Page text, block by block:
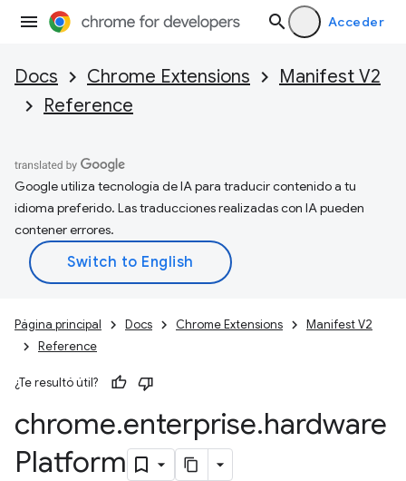
Acceder
Docs Chrome Extensions
Manifest V2
Reference
Google utiliza tecnología de IA para traducir contenido a tu
idioma preferido. Las traducciones realizadas con IA pueden
contener errores.
Página principal Docs Chrome Extensions
Manifest V2
Reference
¿Te resultó útil?
chrome.enterprise.hardware
Platform